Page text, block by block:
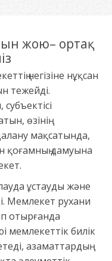
жою– ортақ
негізіне нұқсан
тежейді.
өзінің
мақсатында,
қоғамның дамуына
ұстауды және
Мемлекет рухани
отырғанда
мемлекеттік билік
азаматтардың